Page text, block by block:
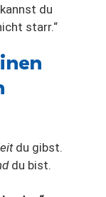
du
starr.“
du gibst.
du bist.